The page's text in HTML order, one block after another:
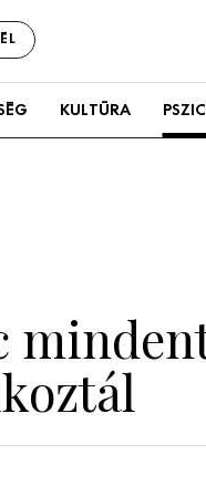
KULTÚRA